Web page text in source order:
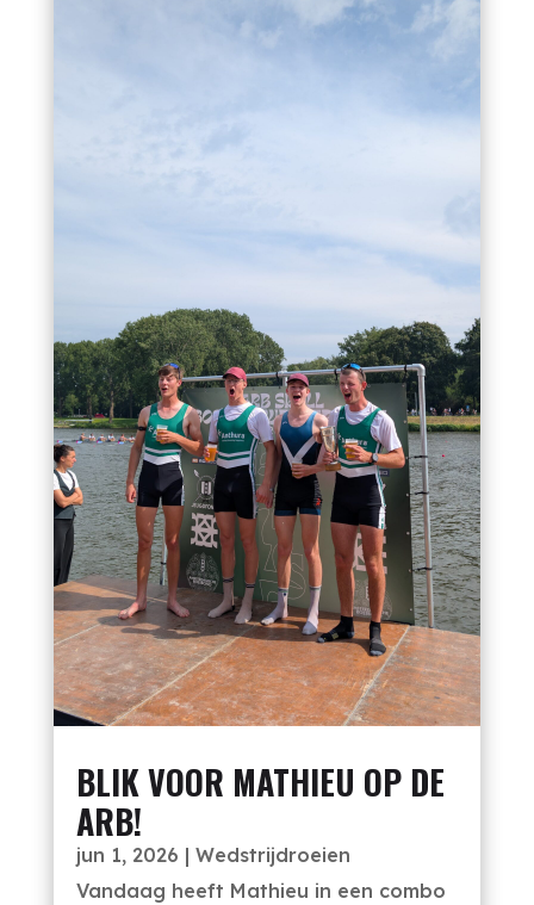
BLIK VOOR MATHIEU OP DE
ARB!
jun 1, 2026 | Wedstrijdroeien
Vandaag heeft Mathieu in een combo